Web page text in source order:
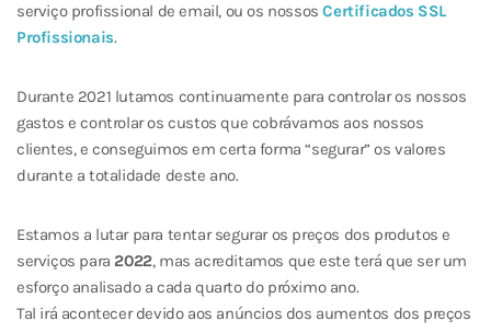
serviço profissional de email, ou os nossosCertificados SSL
Profissionais.
Durante 2021 lutamos continuamente para controlar os nossos
gastos e controlar os custos que cobrávamos aos nossos
clientes, e conseguimos em certa forma “segurar” os valores
durante a totalidade deste ano.
Estamos a lutar para tentar segurar os preços dos produtos e
serviços para 2022, mas acreditamos que este terá que ser um
esforço analisado a cada quarto do próximo ano.
Tal irá acontecer devido aos anúncios dos aumentos dos preços